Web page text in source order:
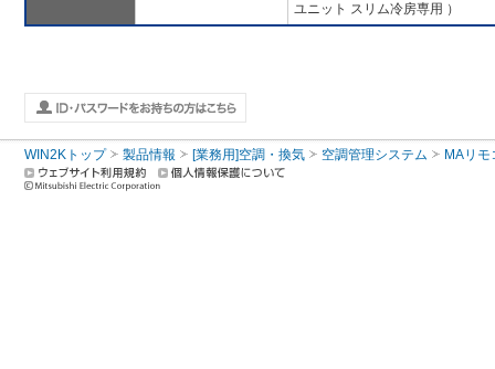
ユニット スリム冷房専用 ）
WIN2Kトップ 製品情報 [業務用]空調・換気 空調管理システム MAリモ